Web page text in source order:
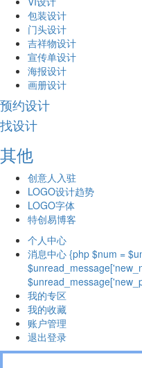
包装设计
门头设计
吉祥物设计
宣传单设计
海报设计
画册设计
预约设计
找设计
其他
创意人入驻
LOGO设计趋势
LOGO字体
特创易博客
个人中心
消息中心 {php $num =
我的专区
我的收藏
账户管理
退出登录